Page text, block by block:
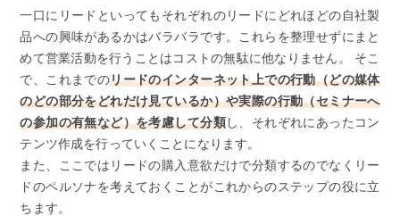
一口にリードといってもそれぞれのリードにどれほどの自社製
品への興味があるかはバラバラです。これらを整理せずにまと
めて営業活動を行うことはコストの無駄に他なりません。 そこ
で、これまでのリードのインターネット上での行動（どの媒体
のどの部分をどれだけ見ているか）や実際の行動（セミナーへ
の参加の有無など）を考慮して分類し、それぞれにあったコン
テンツ作成を行っていくことになります。
また、ここではリードの購入意欲だけで分類するのでなくリー
ドのペルソナを考えておくことがこれからのステップの役に立
ちます。